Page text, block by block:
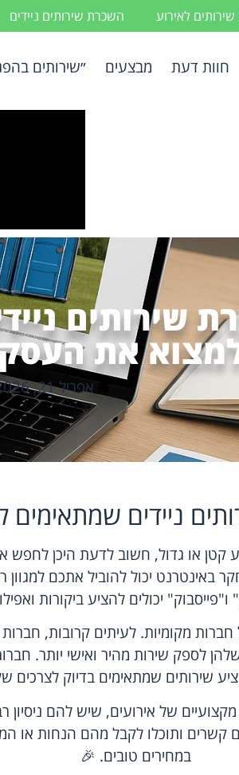
לאירוע השכרת שירותים ניידים
חוות דעת מבצעים ״שירותים
שירותים
את
אפריל 21, 2026
ניידים
קטן או גדול, חשוב לדעת היכן לחפש
באינטרנט יכול להוביל אתכם
יכולים להציע ביקורות
מקומיות. לעיתים קרובות, חברות
לספק שירות מהיר ואישי יותר.
שירותים שמתאימים בדיוק לצרכים
של אירועים, שיש להם
קשרים ותוכלו לקבל מהם הנחות או
במחירים טובים. 🎉